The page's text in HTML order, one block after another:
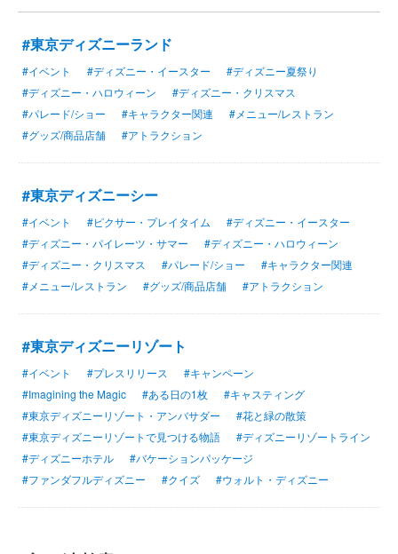
#東京ディズニーランド
#イベント #ディズニー・イースター
#ディズニー夏祭り
#ディズニー・ハロウィーン
#ディズニー・クリスマス
#パレード/ショー
#キャラクター関連
#メニュー/レストラン
#グッズ/商品店舗
#アトラクション
#東京ディズニーシー
#イベント #ピクサー・プレイタイム
#ディズニー・イースター
#ディズニー・パイレーツ・サマー
#ディズニー・ハロウィーン
#ディズニー・クリスマス
#パレード/ショー
#キャラクター関連
#メニュー/レストラン
#グッズ/商品店舗 #アトラクション
#東京ディズニーリゾート
#イベント #プレスリリース
#キャンペーン
#Imagining the Magic
#ある日の1枚
#キャスティング
#東京ディズニーリゾート・アンバサダー
#花と緑の散策
#東京ディズニーリゾートで見つける物語
#ディズニーリゾートライン
#ディズニーホテル
#バケーションパッケージ
#ファンダフルディズニー
#クイズ #ウォルト・ディズニー